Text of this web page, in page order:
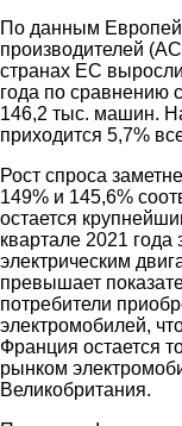
По данным
производителей
странах ЕС
года по сравнению
146,2 тыс. машин.
приходится 5,7%
Рост спроса
149% и 145,6%
остается
квартале 2021
электрическим
превышает
потребители
электромобилей,
Франция остается
рынком
Великобритания.